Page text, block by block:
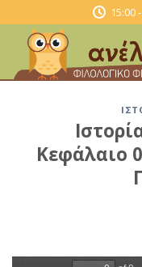
to
content
15:00 -
Κεφάλαιο